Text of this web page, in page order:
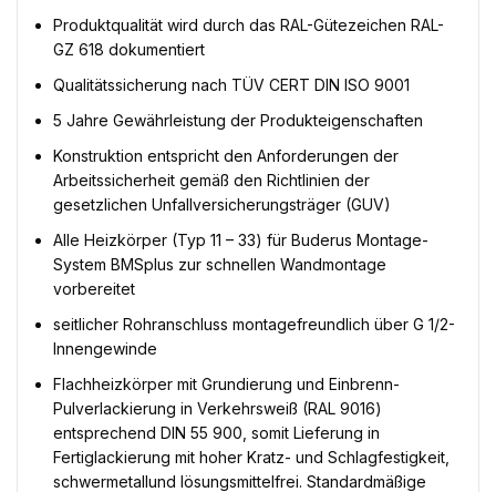
Produktqualität wird durch das RAL-Gütezeichen RAL-
GZ 618 dokumentiert
Qualitätssicherung nach TÜV CERT DIN ISO 9001
5 Jahre Gewährleistung der Produkteigenschaften
Konstruktion entspricht den Anforderungen der
Arbeitssicherheit gemäß den Richtlinien der
gesetzlichen Unfallversicherungsträger (GUV)
Alle Heizkörper (Typ 11 – 33) für Buderus Montage-
System BMSplus zur schnellen Wandmontage
vorbereitet
seitlicher Rohranschluss montagefreundlich über G 1/2-
Innengewinde
Flachheizkörper mit Grundierung und Einbrenn-
Pulverlackierung in Verkehrsweiß (RAL 9016)
entsprechend DIN 55 900, somit Lieferung in
Fertiglackierung mit hoher Kratz- und Schlagfestigkeit,
schwermetallund lösungsmittelfrei. Standardmäßige